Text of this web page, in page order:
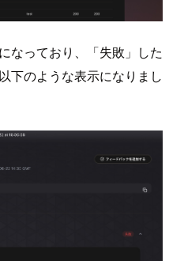
なっており、「失敗」した
下のような表示になりまし